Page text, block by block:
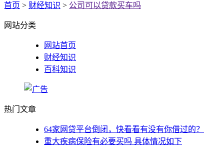
首页 > 财经知识 > 公司可以贷款买车吗
网站分类
网站首页
财经知识
百科知识
热门文章
64家网贷平台倒闭，快看看有没有你借过的？
重大疾病保险有必要买吗 具体情况如下